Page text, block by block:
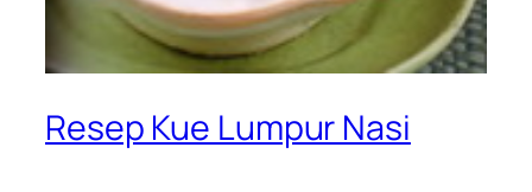
Resep Kue Lumpur Nasi